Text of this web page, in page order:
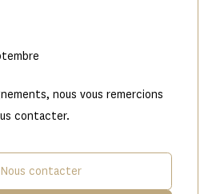
nous vous remercions
contacter.
Nous contacter